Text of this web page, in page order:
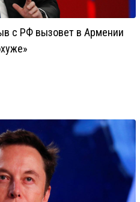
с РФ вызовет в Армении